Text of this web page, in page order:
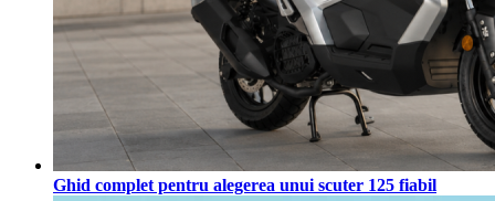
Ghid complet pentru alegerea unui scuter 125 fiabil